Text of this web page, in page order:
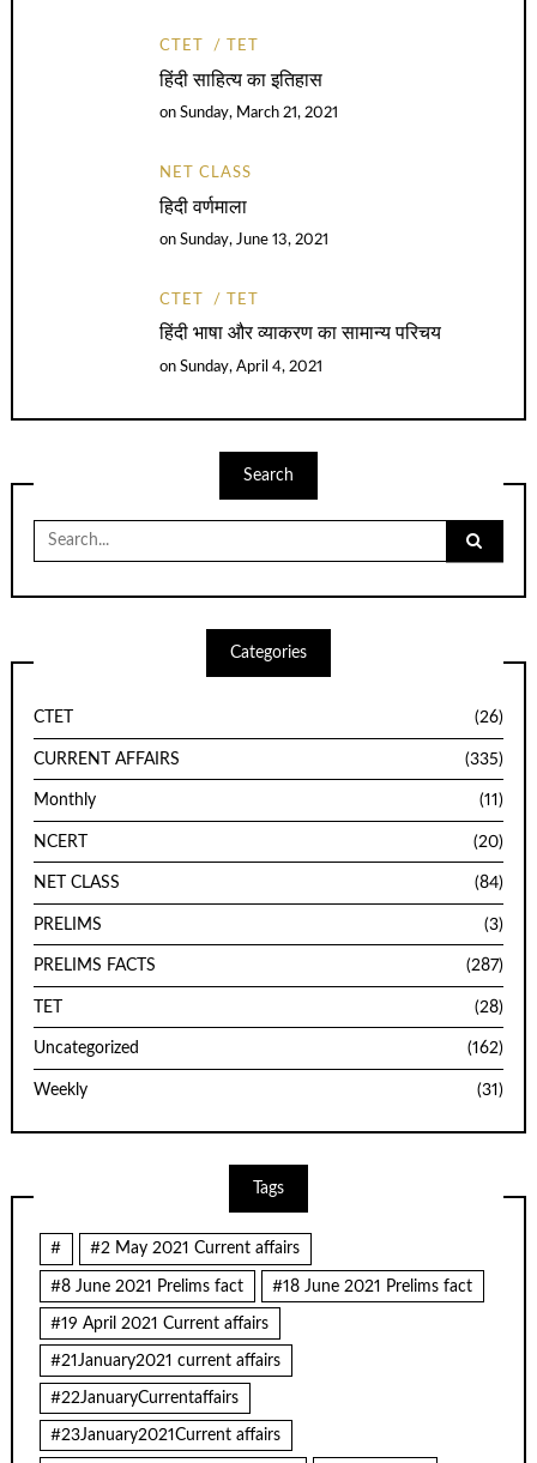
CTET TET
हिंदी साहित्य का इतिहास
onSunday, March 21, 2021
NET CLASS
हिदी वर्णमाला
onSunday, June 13, 2021
CTET TET
हिंदी भाषा और व्याकरण का सामान्य परिचय
onSunday, April 4, 2021
Search
Search
for:
Categories
CTET (26)
CURRENT AFFAIRS (335)
Monthly (11)
NCERT (20)
NET CLASS (84)
PRELIMS (3)
PRELIMS FACTS (287)
TET (28)
Uncategorized (162)
Weekly (31)
Tags
# #2 May 2021 Current affairs
#8 June 2021 Prelims fact #18 June 2021 Prelims fact
#19 April 2021 Current affairs
#21January2021 current affairs
#22JanuaryCurrentaffairs
#23January2021Current affairs